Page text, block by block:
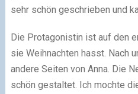
sehr schön geschrieben und
Die Protagonistin ist auf den
sie Weihnachten hasst. Nach
andere Seiten von Anna. Die
schön gestaltet. Ich mochte